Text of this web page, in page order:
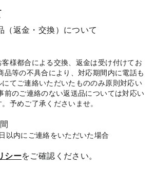
（返金・交換）について
様都合による交換、返金は受け付けてお
品等の不具合により、対応期間内に電話も
にてご連絡いただいたもののみ原則対応い
前のご連絡のない返送品については対応い
予めご了承くださいませ。
以内にご連絡をいただいた場合
シーをご確認ください。